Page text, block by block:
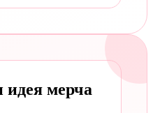
мерча